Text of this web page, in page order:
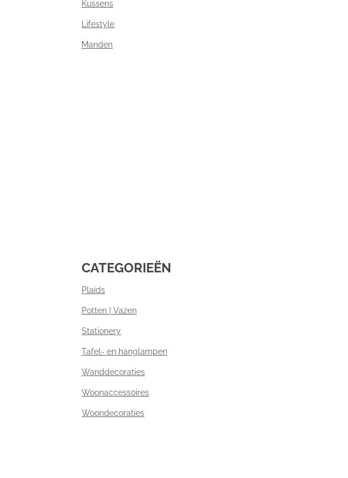
Kussens
Lifestyle
Manden
CATEGORIEËN
Plaids
Potten | Vazen
Stationery
Tafel- en hanglampen
Wanddecoraties
Woonaccessoires
Woondecoraties